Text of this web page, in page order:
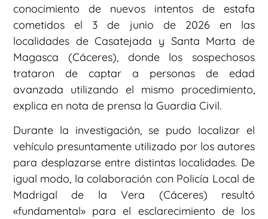
conocimiento de nuevos intentos de estafa
cometidos el 3 de junio de 2026 en las
localidades de Casatejada y Santa Marta de
Magasca (Cáceres), donde los sospechosos
trataron de captar a personas de edad
avanzada utilizando el mismo procedimiento,
explica en nota de prensa la Guardia Civil.
Durante la investigación, se pudo localizar el
vehículo presuntamente utilizado por los autores
para desplazarse entre distintas localidades. De
igual modo, la colaboración con Policía Local de
Madrigal de la Vera (Cáceres) resultó
«fundamental» para el esclarecimiento de los